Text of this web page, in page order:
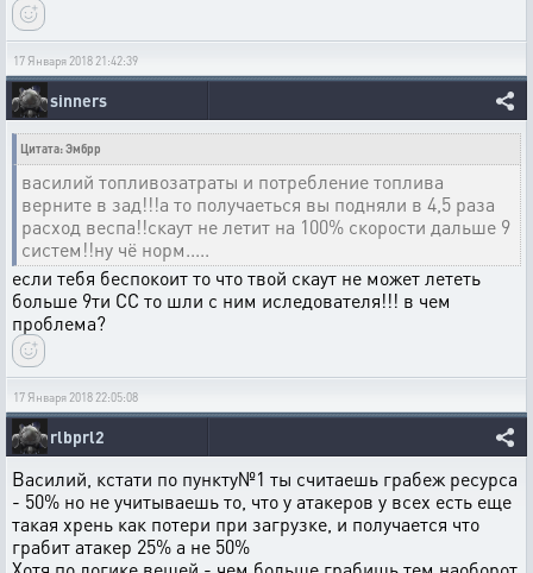
17 Января 2018 21:42:39
sinners
Цитата: Эмбрр
василий топливозатраты и потребление топлива
верните в зад!!!а то получаеться вы подняли в 4,5 раза
расход веспа!!скаут не летит на 100% скорости дальше 9
систем!!ну чё норм.....
если тебя беспокоит то что твой скаут не может лететь
больше 9ти СС то шли с ним иследователя!!! в чем
проблема?
17 Января 2018 22:05:08
rlbprl2
Василий, кстати по пункту№1 ты считаешь грабеж ресурса
- 50% но не учитываешь то, что у атакеров у всех есть еще
такая хрень как потери при загрузке, и получается что
грабит атакер 25% а не 50%